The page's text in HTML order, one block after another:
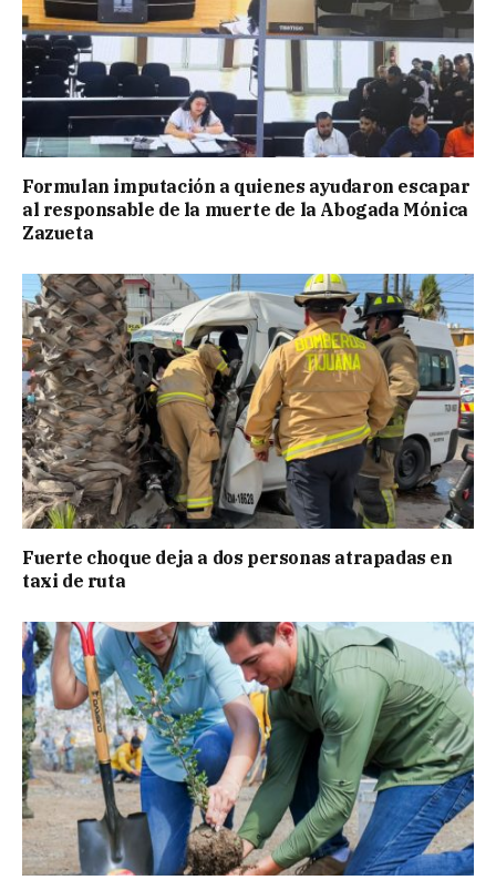
Formulan imputación a quienes ayudaron escapar
al responsable de la muerte de la Abogada Mónica
Zazueta
Fuerte choque deja a dos personas atrapadas en
taxi de ruta